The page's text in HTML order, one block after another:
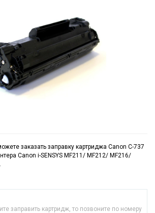
заказать заправку картриджа Canon C-737
Canon i-SENSYS MF211/ MF212/ MF216/
заправить картридж, то позвоните по номеру